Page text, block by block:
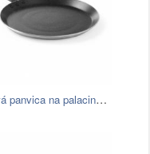
Hliníková panvica na palacinky s…